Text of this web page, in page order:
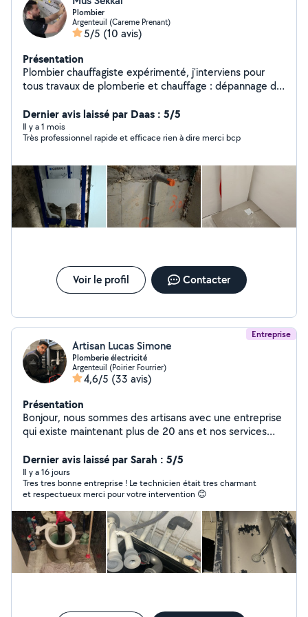
Plombier
Argenteuil (Careme Prenant)
5/5 (10 avis)
Présentation
Plombier chauffagiste expérimenté, j'interviens pour
tous travaux de plomberie et chauffage : dépannage de
installation WC suspendu, chauffe-eau, ballon d'eau
chaude, radiateurs, réseaux PER et cuivre, rénovation
salle de bain et entretien chauffage Travail soigné, devis
Dernier avis laissé par Daas : 5/5
Il y a 1 mois
Très professionnel rapide et efficace rien à dire merci bcp
Voir le profil Contacter
Entreprise
Artisan Lucas Simone
Plomberie électricité
Argenteuil (Poirier Fourrier)
4,6/5 (33 avis)
Présentation
Bonjour, nous sommes des artisans avec une entreprise
qui existe maintenant plus de 20 ans et nos services
bien sûr pour vos assurances ou autres . Passage de
camera , débouchage camion hydrocureur, pour tous ce
qui est bouchon au niveau de vos canalisations . Nous
fesons également tous ce qui est renovation
d'appartement . On reste disponible 24/24h et on
intervient dans l'heure . Num de téléphone
06/02/70/63/65
Dernier avis laissé par Sarah : 5/5
Il y a 16 jours
Tres tres bonne entreprise ! Le technicien était tres charmant
et respectueux merci pour votre intervention 😊